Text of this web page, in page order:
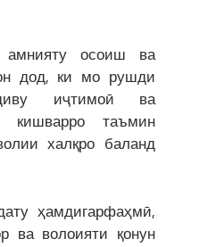
осоиш ва
дод, ки мо рушди
иҷтимоӣ ва
кишварро таъмин
халқро баланд
ҳамдигарфаҳмӣ,
ва волоияти қонун